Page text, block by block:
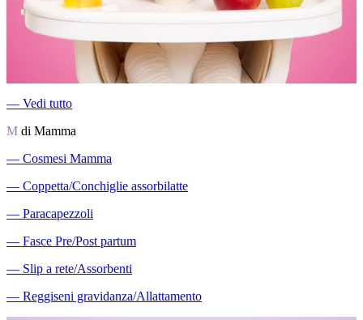
― Vedi tutto
M di Mamma
― Cosmesi Mamma
― Coppetta/Conchiglie assorbilatte
― Paracapezzoli
― Fasce Pre/Post partum
― Slip a rete/Assorbenti
― Reggiseni gravidanza/Allattamento